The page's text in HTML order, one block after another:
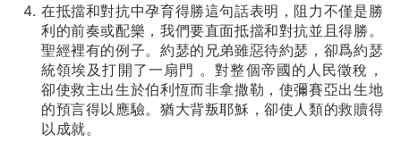
在抵擋和對抗中孕育得勝這句話表明，阻力不僅是勝
利的前奏或配樂，我們要直面抵擋和對抗並且得勝。
聖經裡有的例子。約瑟的兄弟雖惡待約瑟，卻爲約瑟
統領埃及打開了一扇門 。對整個帝國的人民徵稅，
卻使救主出生於伯利恆而非拿撒勒，使彌賽亞出生地
的預言得以應驗。猶大背叛耶穌，卻使人類的救贖得
以成就。